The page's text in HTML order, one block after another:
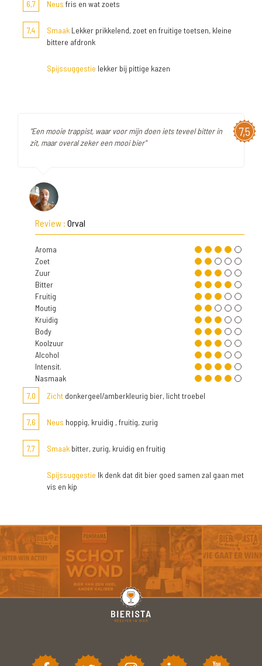
6,7 Neus fris en wat zoets
7,4 Smaak Lekker prikkelend, zoet en fruitige toetsen, kleine
bittere afdronk
Spijssuggestie lekker bij pittige kazen
7,5
"Een mooie trappist, waar voor mijn doen iets teveel bitter in
zit, maar overal zeker een mooi bier"
Review : Orval
Aroma
Zoet
Zuur
Bitter
Fruitig
Moutig
Kruidig
Body
Koolzuur
Alcohol
Intensit.
Nasmaak
7,0
Zicht donkergeel/amberkleurig bier, licht troebel
7,6 Neus hoppig, kruidig , fruitig, zurig
7,7 Smaak bitter, zurig, kruidig en fruitig
Spijssuggestie Ik denk dat dit bier goed samen zal gaan met
vis en kip